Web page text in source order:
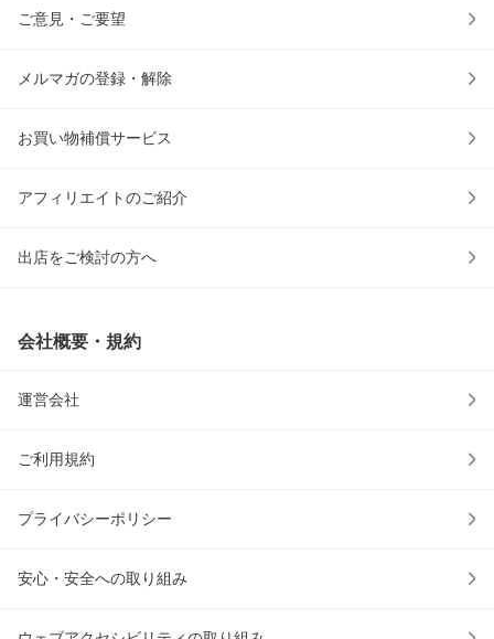
ご意見・ご要望
メルマガの登録・解除
お買い物補償サービス
アフィリエイトのご紹介
出店をご検討の方へ
会社概要・規約
運営会社
ご利用規約
プライバシーポリシー
安心・安全への取り組み